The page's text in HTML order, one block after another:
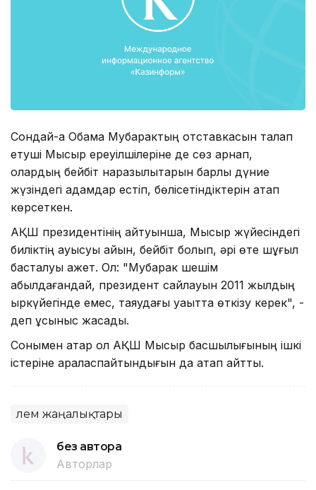
Сондай-ақ Обама Мубарактың отставкасын талап
етуші Мысыр ереуілшілеріне де сөз арнап,
олардың бейбіт наразылықтарын барлық дүние
жүзіндегі адамдар естіп, бөлісетіндіктерін атап
көрсеткен.
АҚШ президентінің айтуынша, Мысыр жүйесіндегі
биліктің ауысуы айқын, бейбіт болып, әрі өте шұғыл
басталуы қажет. Ол: "Мубарак шешім
қабылдағандай, президент сайлауын 2011 жылдың
қыркүйегінде емес, таяудағы уақытта өткізу керек", -
деп ұсыныс жасады.
Сонымен қатар ол АҚШ Мысыр басшылығының ішкі
істеріне араласпайтындығын да атап айтты.
Әлем жаңалықтары
без автора
Авторлар